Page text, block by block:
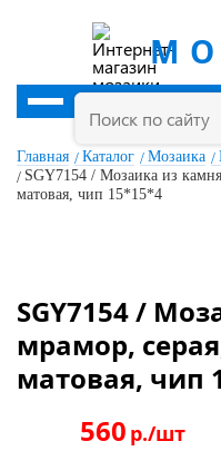
Главная Каталог Мозаика
SGY7154 / Мозаика из
матовая, чип 15*15*4
SGY7154 /
мрамор,
матовая, чип
560 р./шт